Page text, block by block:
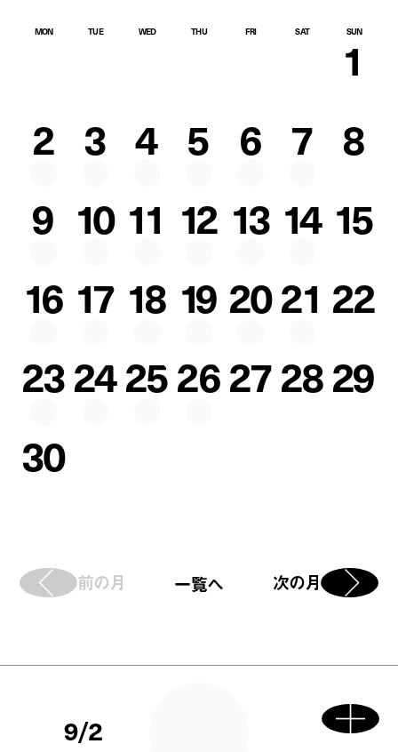
MON TUE WED THU FRI SAT SUN
1
2 3 4 5 6 7 8
9 10 11 12 13 14 15
16 17 18 19 2021 22
23242526272829
30
前の月 一覧へ 次の月
9/2